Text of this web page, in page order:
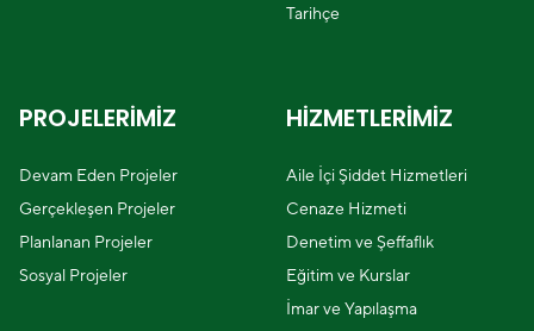
Tarihçe
PROJELERİMİZ
Devam Eden Projeler
Gerçekleşen Projeler
Planlanan Projeler
Sosyal Projeler
HİZMETLERİMİZ
Aile İçi Şiddet Hizmetleri
Cenaze Hizmeti
Denetim ve Şeffaflık
Eğitim ve Kurslar
İmar ve Yapılaşma